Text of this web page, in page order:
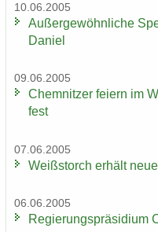
10.06.2005
Au­ßer­ge­wöhn­li­che
Da­ni­el
09.06.2005
Chem­nit­zer fei­ern im
fest
07.06.2005
Weiß­storch er­hält
06.06.2005
Re­gie­rungs­prä­si­di­um